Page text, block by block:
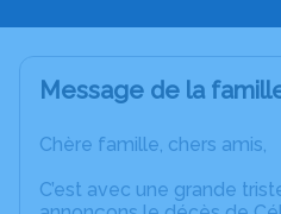
Message de la
Chère famille, chers amis,
C’est avec une grande